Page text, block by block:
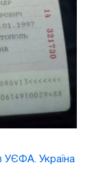
УЄФА. Україна